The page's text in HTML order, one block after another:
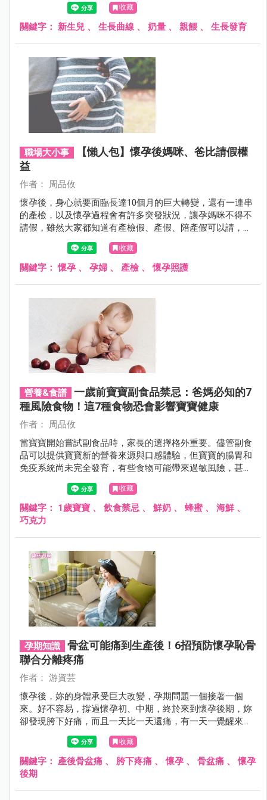
收藏
關鍵字： 新生兒 、 生長曲線 、 奶量 、 親餵 、 生長發育
職場大小事
【懶人包】懷孕後媽咪、爸比請假權
益
作者： 周品攸
懷孕後，身心就要面臨長達10個月的巨大轉變，還有一連串
的產檢，以及懷孕過程會有許多突發狀況，讓孕媽咪不得不
請假，雖然大家都知道有產檢假、產假、陪產假可以請，但
到底怎麼請？需要什麼程序都不太了解。以下針對上班族媽
咪、爸比可以請的假別做解說，別讓自己的權益溜走囉～
收藏
關鍵字：懷孕 、 孕婦 、 產檢 、懷孕照護
營養&食譜
一歲前寶寶副食品禁忌：爸媽必知的7
種風險食物！這7種食物恐會影響寶寶健康
作者： 周品攸
當寶寶開始嘗試副食品時，家長的選擇格外重要。儘管副食
品可以提供寶寶新的營養來源與口感體驗，但寶寶的腸胃和
免疫系統尚未完全發育，有些食物可能帶來過敏風險，甚至
對寶寶的健康造成負擔。了解哪些食物不適合一歲以下的寶
寶，能幫助父母更安心地為孩子選擇適合的副食品。接下
來，讓我們一同來看看這7種需要慎選的食材，給寶寶一個
健康、安全的副食品體驗吧！
收藏
關鍵字： 1歲寶寶 、 飲食禁忌 、 鮮奶 、 蜂蜜、 海鮮、
巧克力
孕期知識
骨盆可能痛到生產後！6招預防懷孕恥骨
聯合分離疼痛
作者： 游資芸
懷孕後，妳的身體承受巨大改變，孕期問題一個接著一個
來。好不容易，撐過懷孕初、中期，終於來到懷孕後期，妳
卻發現胯下好痛，而且一天比一天還痛，有一天一覺醒來，
竟然痛到走不動，該怎麼辦呢？如何早點預防這種痛呢？
收藏
關鍵字： 產後骨盆痛 、 胯下疼痛 、懷孕 、 骨盆痛 、懷孕
後期